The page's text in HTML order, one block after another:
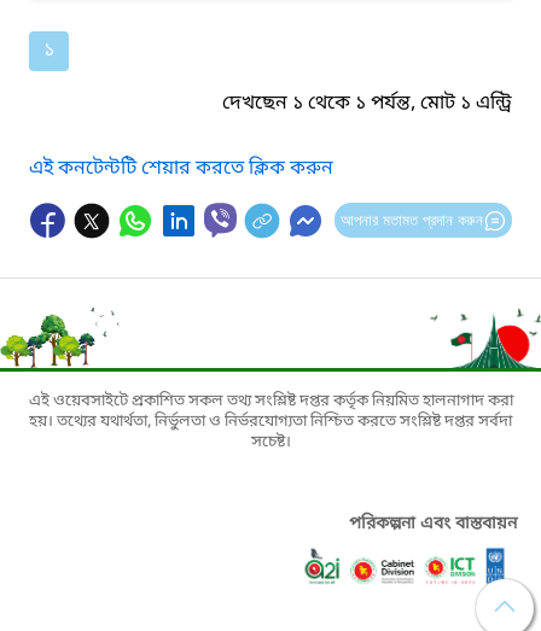
১
দেখছেন ১ থেকে ১ পর্যন্ত, মোট ১ এন্ট্রি
এই কনটেন্টটি শেয়ার করতে ক্লিক করুন
আপনার মতামত প্রদান করুন
এই ওয়েবসাইটে প্রকাশিত সকল তথ্য সংশ্লিষ্ট দপ্তর কর্তৃক নিয়মিত হালনাগাদ করা
হয়। তথ্যের যথার্থতা, নির্ভুলতা ও নির্ভরযোগ্যতা নিশ্চিত করতে সংশ্লিষ্ট দপ্তর সর্বদা
সচেষ্ট।
পরিকল্পনা এবং বাস্তবায়ন